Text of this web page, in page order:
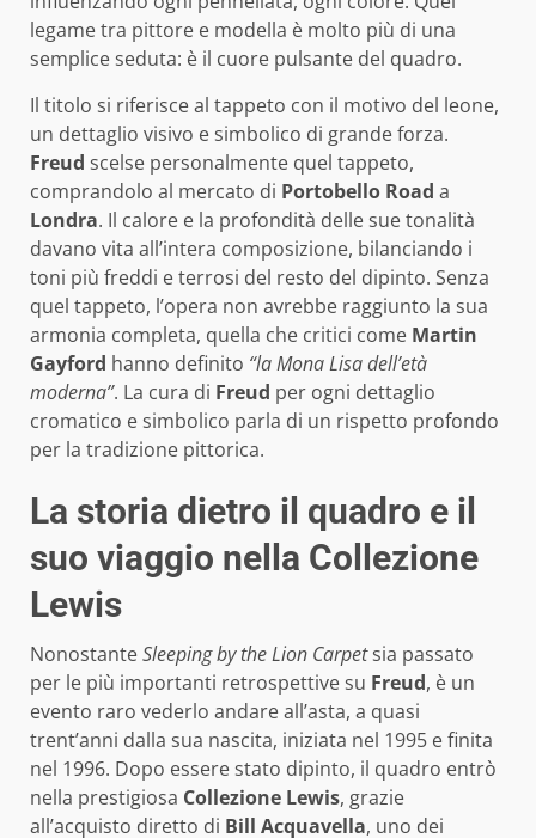
legame tra pittore e modella è molto più di una
semplice seduta: è il cuore pulsante del quadro.
Il titolo si riferisce al tappeto con il motivo del leone,
un dettaglio visivo e simbolico di grande forza.
Freud scelse personalmente quel tappeto,
comprandolo al mercato di Portobello Road a
Londra. Il calore e la profondità delle sue tonalità
davano vita all’intera composizione, bilanciando i
toni più freddi e terrosi del resto del dipinto. Senza
quel tappeto, l’opera non avrebbe raggiunto la sua
armonia completa, quella che critici come Martin
Gayford hanno definito “la Mona Lisa dell’età
moderna”. La cura di Freud per ogni dettaglio
cromatico e simbolico parla di un rispetto profondo
per la tradizione pittorica.
La storia dietro il quadro e il
suo viaggio nella Collezione
Lewis
NonostanteSleeping by the Lion Carpetsia passato
per le più importanti retrospettive su Freud, è un
evento raro vederlo andare all’asta, a quasi
trent’anni dalla sua nascita, iniziata nel 1995 e finita
nel 1996. Dopo essere stato dipinto, il quadro entrò
nella prestigiosa Collezione Lewis, grazie
all’acquisto diretto di Bill Acquavella, uno dei